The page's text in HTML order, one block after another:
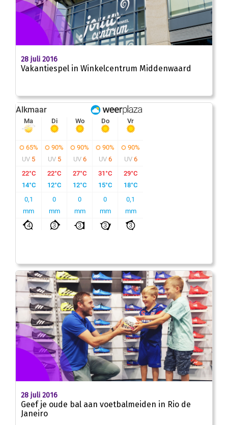
28 juli 2016
Vakantiespel in Winkelcentrum Middenwaard
28 juli 2016
Geef je oude bal aan voetbalmeiden in Rio de
Janeiro